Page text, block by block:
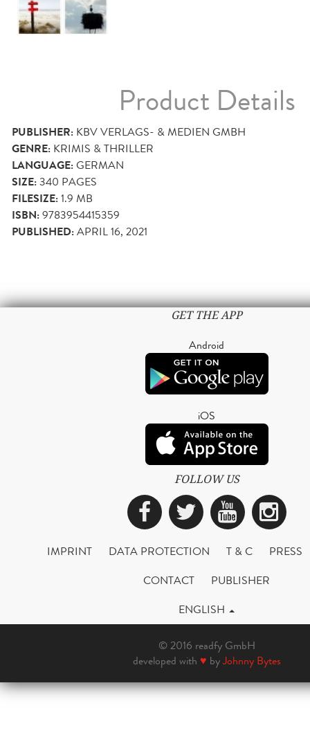
Product Details
PUBLISHER: KBV VERLAGS- & MEDIEN GMBH
GENRE: KRIMIS & THRILLER
LANGUAGE:GERMAN
SIZE:340 PAGES
FILESIZE:1.9 MB
ISBN:9783954415359
PUBLISHED:APRIL 16, 2021
GET THE APP
Android
iOS
FOLLOW US
Facebook
Twitter
IMPRINT DATA PROTECTION T & C
PRESS
CONTACT
PUBLISHER
ENGLISH
© 2016 readfy GmbH
developed with ♥ byJohnny Bytes